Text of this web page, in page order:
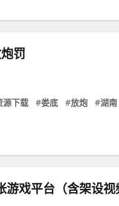
罚
源下载 #娄底 #放炮 #湖南